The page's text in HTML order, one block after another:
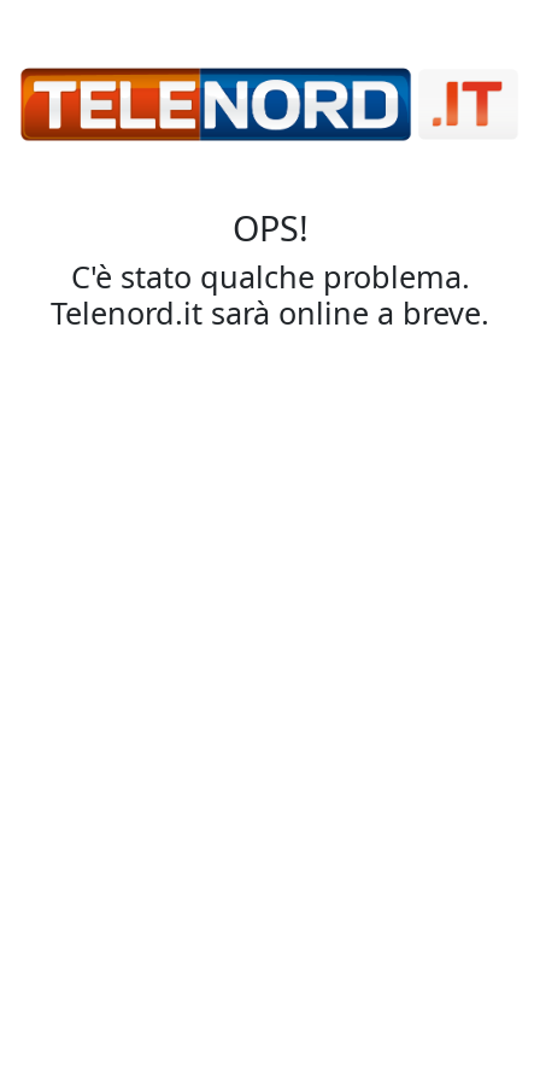
OPS!
C'è stato qualche problema.
Telenord.it sarà online a breve.